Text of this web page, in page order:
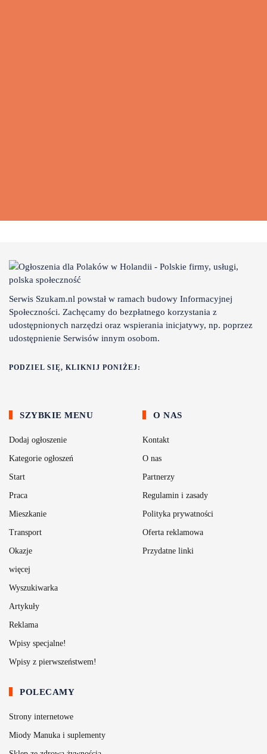
Serwis Szukam.nl powstał w ramach budowy Informacyjnej
Społeczności. Zachęcamy do bezpłatnego korzystania z
udostępnionych narzędzi oraz wspierania inicjatywy, np. poprzez
udostępnienie Serwisów innym osobom.
PODZIEL SIĘ, KLIKNIJ PONIŻEJ:
SZYBKIE MENU
Dodaj ogłoszenie
Kategorie ogłoszeń
Start
Praca
Mieszkanie
Transport
Okazje
więcej
Wyszukiwarka
Artykuły
Reklama
Wpisy specjalne!
Wpisy z pierwszeństwem!
O NAS
Kontakt
O nas
Partnerzy
Regulamin i zasady
Polityka prywatności
Oferta reklamowa
Przydatne linki
POLECAMY
Strony internetowe
Miody Manuka i suplementy